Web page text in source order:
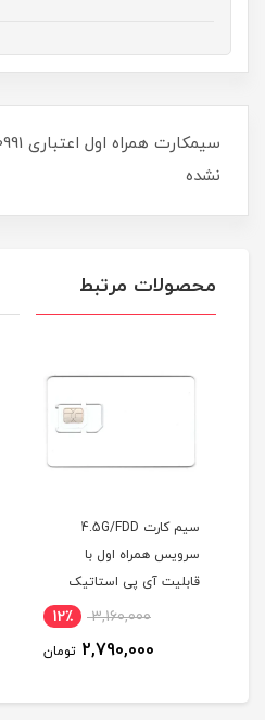
نشده
محصولات مرتبط
سیم کارت 4.5G/FDD
سرویس همراه اول با
قابلیت آی پی استاتیک
(مخصوص مودم )
3,160,000 12٪
2,790,000 تومان